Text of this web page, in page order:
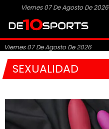
Viernes 07 De Agosto De 2026
Viernes 07 De Agosto De 2026
SEXUALIDAD